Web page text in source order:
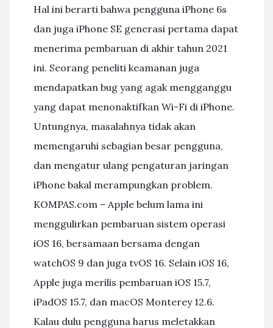
Hal ini berarti bahwa pengguna iPhone 6s
dan juga iPhone SE generasi pertama dapat
menerima pembaruan di akhir tahun 2021
ini. Seorang peneliti keamanan juga
mendapatkan bug yang agak mengganggu
yang dapat menonaktifkan Wi-Fi di iPhone.
Untungnya, masalahnya tidak akan
memengaruhi sebagian besar pengguna,
dan mengatur ulang pengaturan jaringan
iPhone bakal merampungkan problem.
KOMPAS.com – Apple belum lama ini
menggulirkan pembaruan sistem operasi
iOS 16, bersamaan bersama dengan
watchOS 9 dan juga tvOS 16. Selain iOS 16,
Apple juga merilis pembaruan iOS 15.7,
iPadOS 15.7, dan macOS Monterey 12.6.
Kalau dulu pengguna harus meletakkan